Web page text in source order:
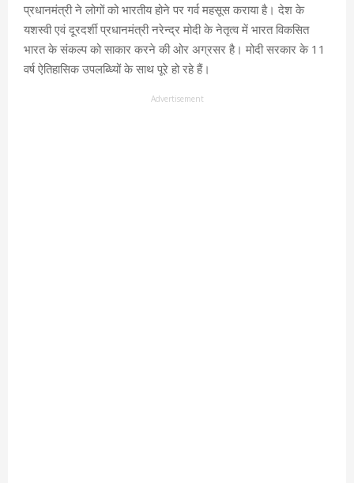
प्रधानमंत्री ने लोगों को भारतीय होने पर गर्व महसूस कराया है। देश के
यशस्वी एवं दूरदर्शी प्रधानमंत्री नरेन्द्र मोदी के नेतृत्व में भारत विकसित
भारत के संकल्प को साकार करने की ओर अग्रसर है। मोदी सरकार के 11
वर्ष ऐतिहासिक उपलब्ध्यिों के साथ पूरे हो रहे हैं।
Advertisement